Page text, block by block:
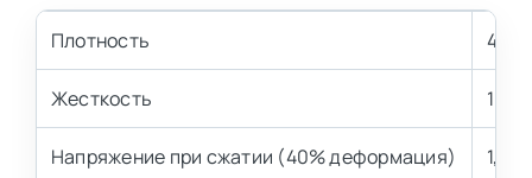
Плотность 40
Жесткость 1 кПа
Напряжение при сжатии (40% деформация)